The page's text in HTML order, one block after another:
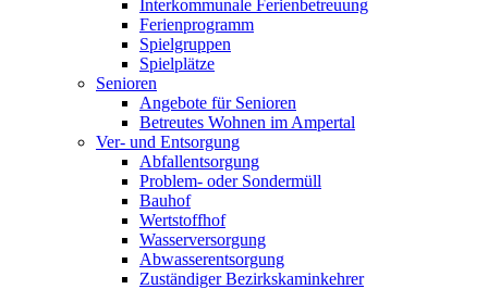
Interkommunale Ferienbetreuung
Ferienprogramm
Spielgruppen
Spielplätze
Senioren
Angebote für Senioren
Betreutes Wohnen im Ampertal
Ver- und Entsorgung
Abfallentsorgung
Problem- oder Sondermüll
Bauhof
Wertstoffhof
Wasserversorgung
Abwasserentsorgung
Zuständiger Bezirkskaminkehrer